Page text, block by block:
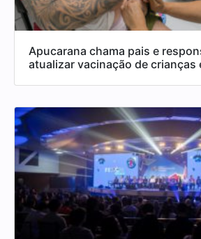
Apucarana chama pais e
atualizar vacinação de crianças